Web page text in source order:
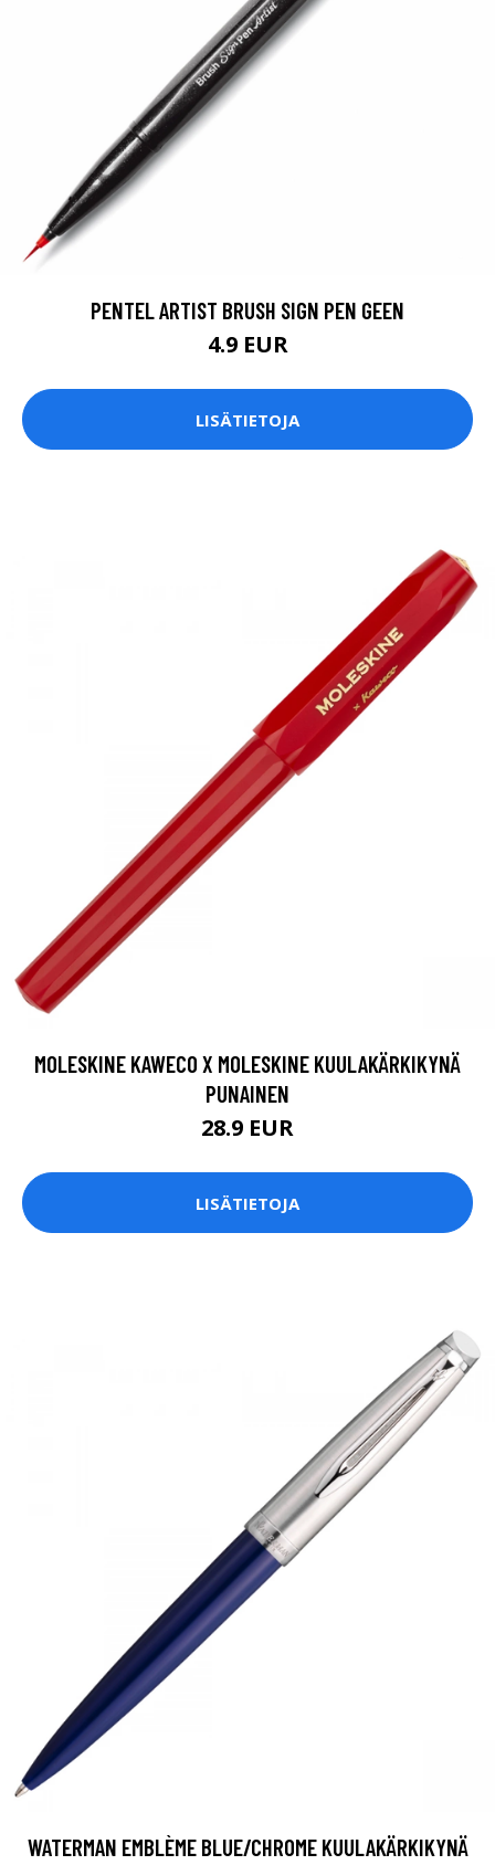
PENTEL ARTIST BRUSH SIGN PEN GEEN
4.9 EUR
LISÄTIETOJA
MOLESKINE KAWECO X MOLESKINE KUULAKÄRKIKYNÄ
PUNAINEN
28.9 EUR
LISÄTIETOJA
WATERMAN EMBLÈME BLUE/CHROME KUULAKÄRKIKYNÄ